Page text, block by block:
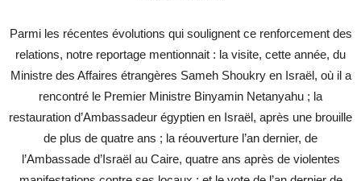
Parmi les récentes évolutions qui soulignent ce renforcement des
relations, notre reportage mentionnait : la visite, cette année, du
Ministre des Affaires étrangères Sameh Shoukry en Israël, où il a
rencontré le Premier Ministre Binyamin Netanyahu ; la
restauration d’Ambassadeur égyptien en Israël, après une brouille
de plus de quatre ans ; la réouverture l’an dernier, de
l’Ambassade d’Israël au Caire, quatre ans après de violentes